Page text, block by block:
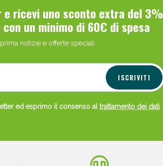
ricevi uno sconto extra del 3%
un minimo di 60€ di spesa
notizie e offerte speciali
ISCRIVITI
ed esprimo il consenso al trattamento dei dati